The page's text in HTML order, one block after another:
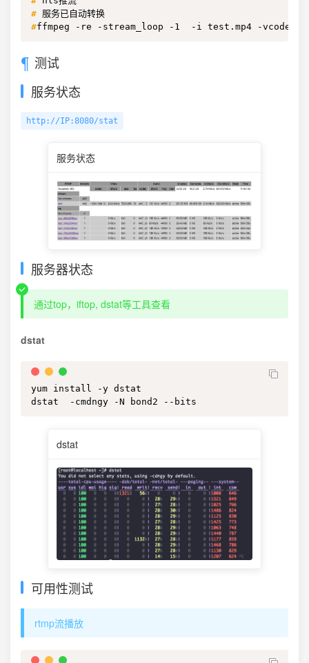
# 服务已自动转换
#ffmpeg -re -stream_loop -1  -i test.mp4 -
测试
服务状态
http://IP:8080/stat
服务状态
服务器状态
通过top，iftop, dstat等工具查看
dstat
yum install -y dstat
dstat  -cmdngy -N bond2 --bits
dstat
可用性测试
rtmp流播放